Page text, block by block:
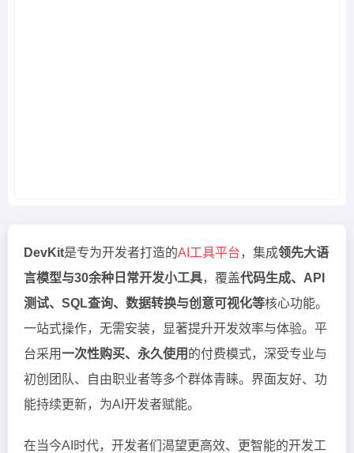
DevKit是专为开发者打造的AI工具平台，集成领先大语
言模型与30余种日常开发小工具，覆盖代码生成、API
测试、SQL查询、数据转换与创意可视化等核心功能。
一站式操作，无需安装，显著提升开发效率与体验。平
台采用一次性购买、永久使用 的付费模式，深受专业与
初创团队、自由职业者等多个群体青睐。界面友好、功
能持续更新，为AI开发者赋能。
在当今AI时代，开发者们渴望更高效、更智能的开发工